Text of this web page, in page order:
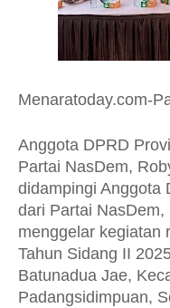
Menaratoday.com-
Anggota DPRD
Partai NasDem,
didampingi Anggota
dari Partai NasDem,
menggelar kegiatan
Tahun Sidang II
Batunadua Jae,
Padangsidimpuan,